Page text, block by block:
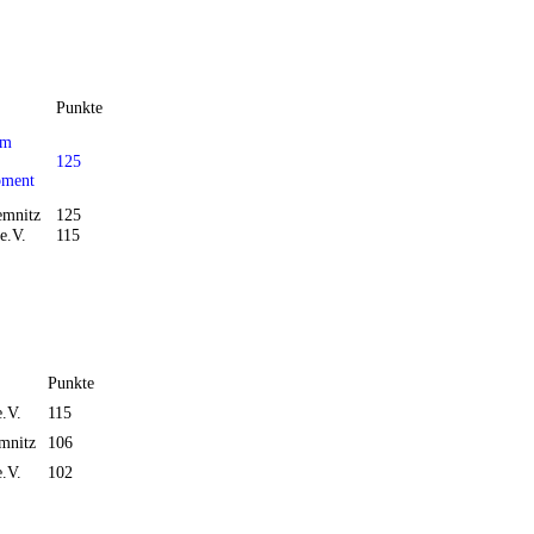
Punkte
125
125
115
Punkte
115
106
102